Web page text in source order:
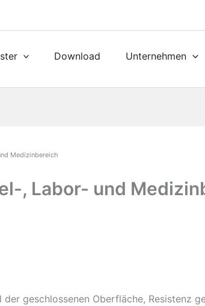
Download Unternehmen
Medizinbereich
, Labor- und
geschlossenen Oberfläche, Resistenz